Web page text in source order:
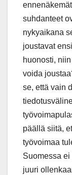
suhdanteet
nykyaikana
joustavat
huonosti,
voida
se, että vain
päällä siitä,
työvoimaa
Suomessa
juuri